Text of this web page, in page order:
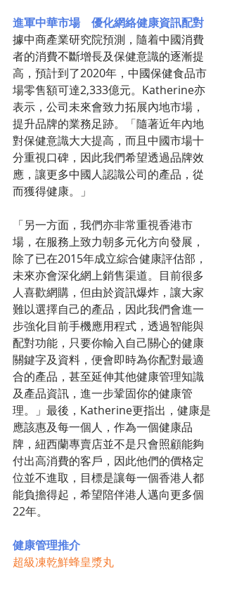
進軍中華市場　優化網絡健康資訊配對
據中商產業研究院預測，隨着中國消費
者的消費不斷增長及保健意識的逐漸提
高，預計到了2020年，中國保健食品市
場零售額可達2,333億元。Katherine亦
表示，公司未來會致力拓展內地市場，
提升品牌的業務足跡。「隨著近年內地
對保健意識大大提高，而且中國市場十
分重視口碑，因此我們希望透過品牌效
應，讓更多中國人認識公司的產品，從
而獲得健康。」
「另一方面，我們亦非常重視香港市
場，在服務上致力朝多元化方向發展，
除了已在2015年成立綜合健康評估部，
未來亦會深化網上銷售渠道。目前很多
人喜歡網購，但由於資訊爆炸，讓大家
難以選擇自己的產品，因此我們會進一
步強化目前手機應用程式，透過智能與
配對功能，只要你輸入自己關心的健康
關鍵字及資料，便會即時為你配對最適
合的產品，甚至延伸其他健康管理知識
及產品資訊，進一步鞏固你的健康管
理。」最後，Katherine更指出，健康是
應該惠及每一個人，作為一個健康品
牌，紐西蘭專賣店並不是只會照顧能夠
付出高消費的客戶，因此他們的價格定
位並不進取，目標是讓每一個香港人都
能負擔得起，希望陪伴港人邁向更多個
22年。
健康管理推介
超級凍乾鮮蜂皇漿丸